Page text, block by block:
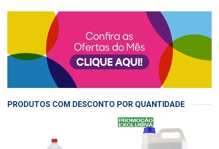
PRODUTOS COM DESCONTO POR QUANTIDADE